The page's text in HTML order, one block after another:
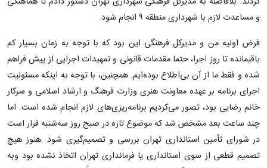
و مساعدت لازم با شهرداری منطقه ۹ انجام شود.
فرض اولیه من و مدیرکل فرهنگی این بود که با توجه به زمان بسیار کم
باقیمانده تا روز اجرا، حتما مقدمات قانونی و تمهیدات اجرایی از پیش فراهم
شده و فقط ما از آن بی‌اطلاع بوده‌ایم. همچنین، با توجه به اینکه مسئولیت
اجرای برنامه بر عهده معاونت هنری وزارت فرهنگ و ارشاد اسلامی و سرکار
خانم رضایی بود، تصور می‌کردیم برنامه‌ریزی‌های لازم انجام شده است. اما
چند ساعت بعد مشخص شد که موضوع تازه در صبح روز سه‌شنبه قرار است
در شورای تأمین استانداری تهران بررسی و تصمیم‌گیری شود. هنوز هیچ
تصمیم قطعی از سوی استانداری یا فرمانداری تهران اتخاذ نشده بود وبه